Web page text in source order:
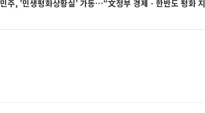
민주, '민생평화상황실' 가동…“文정부 경제ㆍ한반도 평화